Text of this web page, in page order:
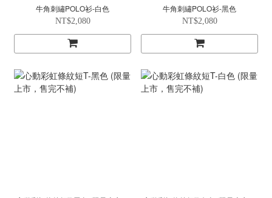
牛角刺繡POLO衫-白色
NT$2,080
牛角刺繡POLO衫-黑色
NT$2,080